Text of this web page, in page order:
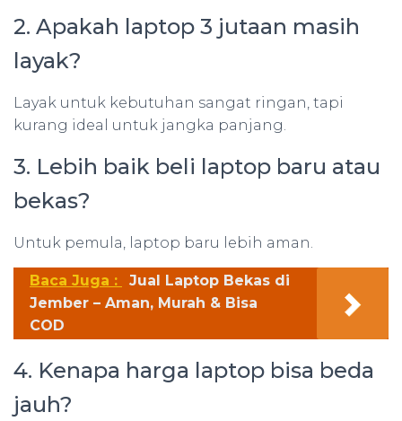
2. Apakah laptop 3 jutaan masih
layak?
Layak untuk kebutuhan sangat ringan, tapi
kurang ideal untuk jangka panjang.
3. Lebih baik beli laptop baru atau
bekas?
Untuk pemula, laptop baru lebih aman.
Baca Juga :
Jual Laptop Bekas di
Jember – Aman, Murah & Bisa
COD
4. Kenapa harga laptop bisa beda
jauh?